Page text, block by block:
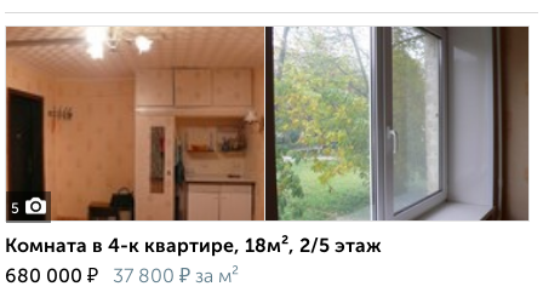
5
Комната в 4-к квартире, 18м², 2/5 этаж
680 000 ₽ 37 800 ₽ за м²